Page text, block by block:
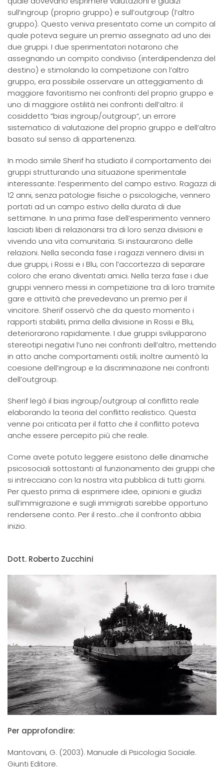
sull’ingroup (proprio gruppo) e sull’outgroup (l’altro
gruppo). Questo veniva presentato come un compito al
quale poteva seguire un premio assegnato ad uno dei
due gruppi. I due sperimentatori notarono che
assegnando un compito condiviso (interdipendenza del
destino) e stimolando la competizione con l’altro
gruppo, era possibile osservare un atteggiamento di
maggiore favoritismo nei confronti del proprio gruppo e
uno di maggiore ostilità nei confronti dell’altro: il
cosiddetto “bias ingroup/outgroup”, un errore
sistematico di valutazione del proprio gruppo e dell’altro
basato sul senso di appartenenza.
In modo simile Sherif ha studiato il comportamento dei
gruppi strutturando una situazione sperimentale
interessante: l’esperimento del campo estivo. Ragazzi di
12 anni, senza patologie fisiche o psicologiche, vennero
portati ad un campo estivo della durata di due
settimane. In una prima fase dell’esperimento vennero
lasciati liberi di relazionarsi tra di loro senza divisioni e
vivendo una vita comunitaria. Si instaurarono delle
relazioni. Nella seconda fase i ragazzi vennero divisi in
due gruppi, i Rossi e i Blu, con l’accortezza di separare
coloro che erano diventati amici. Nella terza fase i due
gruppi vennero messi in competizione tra di loro tramite
gare e attività che prevedevano un premio per il
vincitore. Sherif osservò che da questo momento i
rapporti stabiliti, prima della divisione in Rossi e Blu,
deteriorarono rapidamente. I due gruppi svilupparono
stereotipi negativi l’uno nei confronti dell’altro, mettendo
in atto anche comportamenti ostili; inoltre aumentò la
coesione dell’ingroup e la discriminazione nei confronti
dell’outgroup.
Sherif legò il bias ingroup/outgroup al conflitto reale
elaborando la teoria del conflitto realistico. Questa
venne poi criticata per il fatto che il conflitto poteva
anche essere percepito più che reale.
Come avete potuto leggere esistono delle dinamiche
psicosociali sottostanti al funzionamento dei gruppi che
si intrecciano con la nostra vita pubblica di tutti giorni.
Per questo prima di esprimere idee, opinioni e giudizi
sull’immigrazione e sugli immigrati sarebbe opportuno
rendersene conto. Per il resto…che il confronto abbia
inizio.
Dott. Roberto Zucchini
Per approfondire:
Mantovani, G. (2003). Manuale di Psicologia Sociale.
Giunti Editore.